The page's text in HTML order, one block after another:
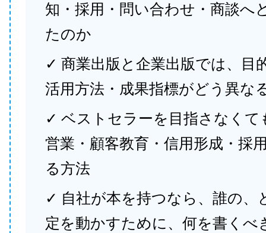
知・採用・問い合わせ・商談へ
たのか
✓ 商業出版と企業出版では、目
活用方法・成果指標がどう異な
✓ ベストセラーを目指さなくて
営業・顧客教育・信用形成・採
る方法
✓ 自社が本を持つなら、誰の、
定を動かすために、何を書くべ